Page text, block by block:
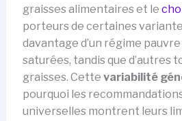
graisses alimentaires et le
porteurs de certaines
davantage d’un régime
saturées, tandis que d’autres
graisses. Cette variabilité
pourquoi les
universelles montrent leurs